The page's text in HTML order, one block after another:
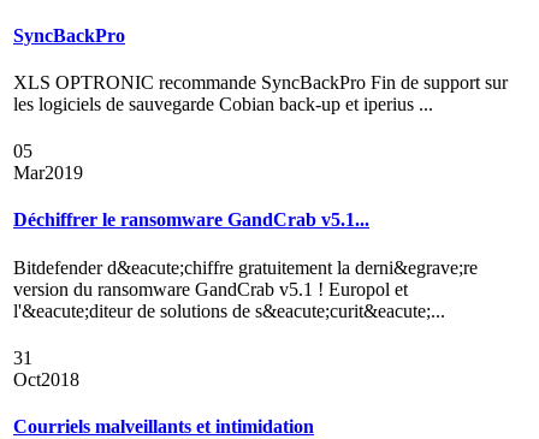
SyncBackPro
XLS OPTRONIC recommande SyncBackPro Fin de support sur
les logiciels de sauvegarde Cobian back-up et iperius ...
05
Mar2019
Déchiffrer le ransomware GandCrab v5.1...
Bitdefender d&eacute;chiffre gratuitement la derni&egrave;re
version du ransomware GandCrab v5.1 ! Europol et
l'&eacute;diteur de solutions de s&eacute;curit&eacute;...
31
Oct2018
Courriels malveillants et intimidation